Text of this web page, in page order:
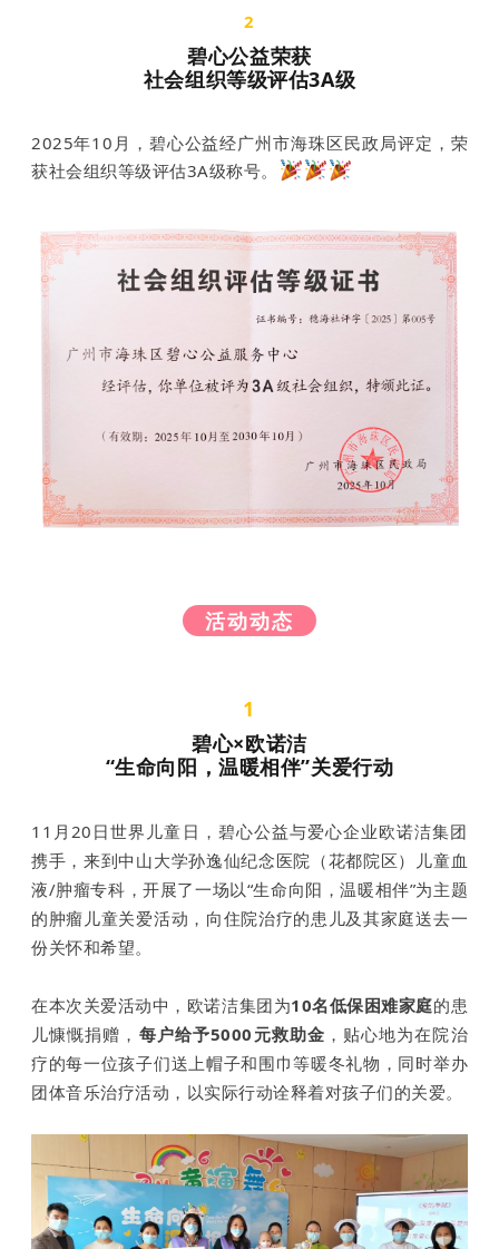
2
碧心公益荣获
社会组织等级评估3A级
2025年10月，碧心公益经广州市海珠区民政局评定，荣
获社会组织等级评估3A级称号。
活动动态
1
碧心×欧诺洁
“生命向阳，温暖相伴”关爱行动
11月20日世界儿童日，碧心公益与爱心企业欧诺洁集团
携手，来到中山大学孙逸仙纪念医院（花都院区）儿童血
液/肿瘤专科，开展了一场以“生命向阳，温暖相伴”为主题
的肿瘤儿童关爱活动，向住院治疗的患儿及其家庭送去一
份关怀和希望。
在本次关爱活动中，欧诺洁集团为10名低保困难家庭的患
儿慷慨捐赠， 每户给予5000元救助金 ，贴心地为在院治
疗的每一位孩子们送上帽子和围巾等暖冬礼物，同时举办
团体音乐治疗活动，以实际行动诠释着对孩子们的关爱。